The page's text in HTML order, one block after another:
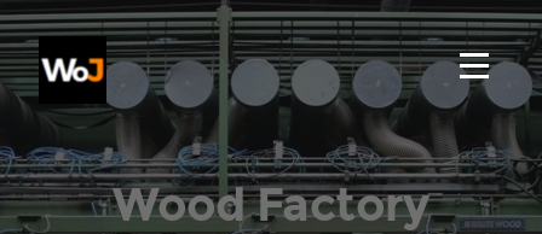
Wood Factory